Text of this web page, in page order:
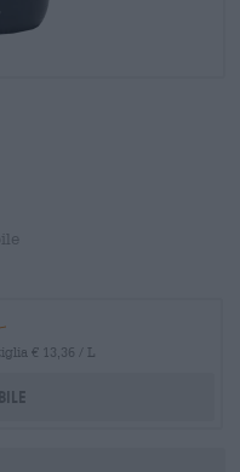
€ 13,36 / L